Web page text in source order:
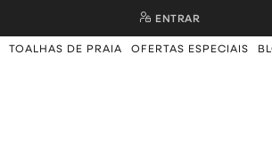
ENTRAR
TOALHAS DE PRAIA OFERTAS ESPECIAIS